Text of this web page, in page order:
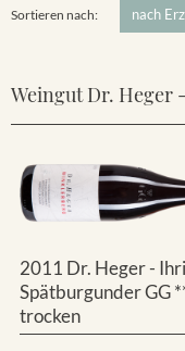
Sortieren nach:
Weingut Dr. Heger
2011 Dr. Heger -
Spätburgunder GG
trocken